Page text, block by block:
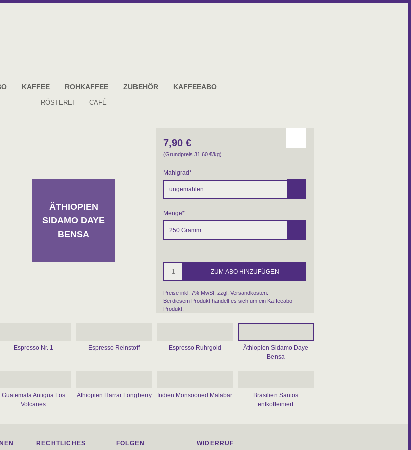
KAFFEE ROHKAFFEE ZUBEHÖR KAFFEEABO
RÖSTEREI CAFÉ
ÄTHIOPIEN
SIDAMO DAYE
BENSA
7,90€
(Grundpreis 31,60€/kg)
Mahlgrad*
Menge*
Preise inkl. 7% MwSt. zzgl.Versandkosten
Bei diesem Produkt handelt es sich um ein Kaffeeabo-
Produkt.
Espresso Nr. 1 Espresso Reinstoff Espresso Ruhrgold
Äthiopien Sidamo Daye
Bensa
Guatemala Antigua Los
Volcanes
Äthiopien Harrar Longberry Indien Monsooned Malabar
Brasilien Santos
entkoffeiniert
RECHTLICHES FOLGEN WIDERRUF